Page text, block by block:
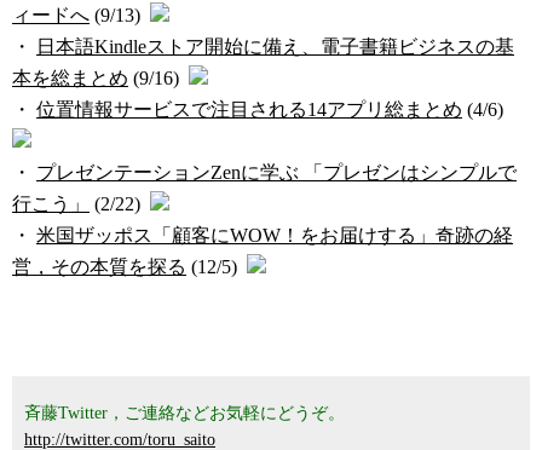
ィードへ (9/13)
・
日本語Kindleストア開始に備え、電子書籍ビジネスの基
本を総まとめ (9/16)
・ 位置情報サービスで注目される14アプリ総まとめ (4/6)
・ プレゼンテーションZenに学ぶ 「プレゼンはシンプルで
行こう」
(2/22)
・ 米国ザッポス「顧客にWOW！をお届けする」奇跡の経
営，その本質を探る (12/5)
斉藤Twitter，ご連絡などお気軽にどうぞ。
http://twitter.com/toru_saito